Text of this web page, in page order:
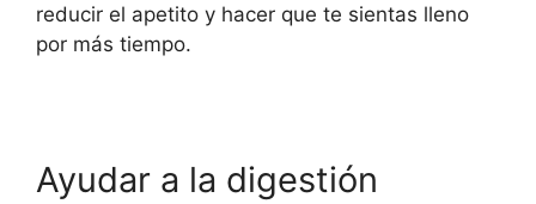
reducir el apetito y hacer que te sientas lleno
por más tiempo.
Ayudar a la digestión